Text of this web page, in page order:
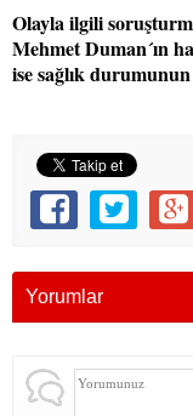
Olayla ilgili
Mehmet Duman´ın
ise sağlık
Yorumlar